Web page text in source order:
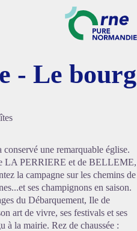
écran
- Le bourg
une remarquable église.
LA PERRIERE et de BELLEME,
la campagne sur les chemins de
ses champignons en saison.
du Débarquement, Ile de
art de vivre, ses festivals et ses
à la mairie. Rez de chaussée :